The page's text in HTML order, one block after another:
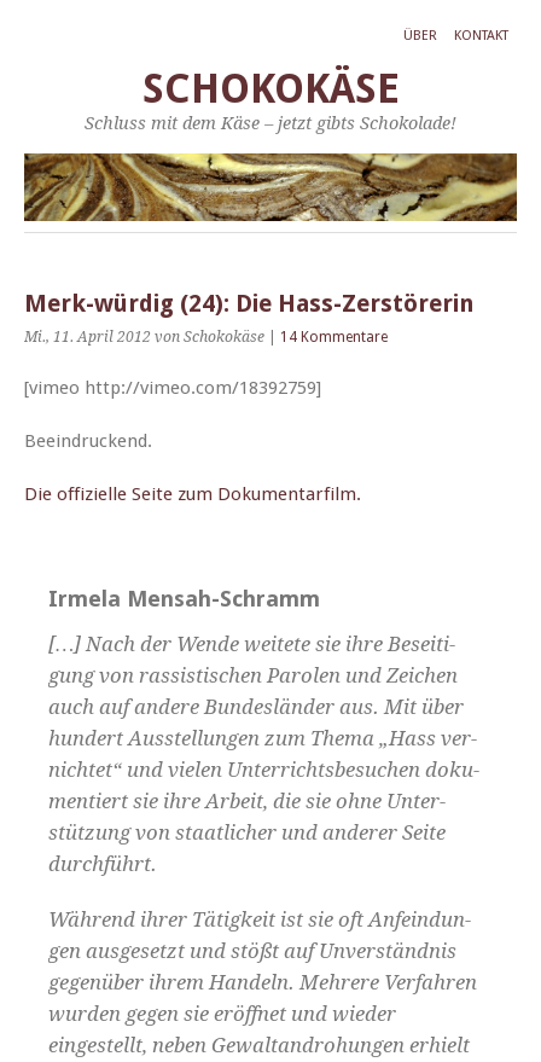
ÜBER KONTAKT
SCHOKOKÄSE
Schluss mit dem Käse – jetzt gibts Schokolade!
Merk-würdig (24): Die Hass-Zerstörerin
Mi., 11. April 2012 von Schokokäse 14 Kommentare
[vimeo http://vimeo.com/18392759]
Beein­druck­end.
Die offizielle Seite zum Dokumentarfilm.
Irmela Mensah-Schramm
[…] Nach der Wende weit­ete sie ihre Besei­t­i­
gung von ras­sis­tis­chen Parolen und Zeichen
auch auf andere Bun­deslän­der aus. Mit über
hun­dert Ausstel­lun­gen zum The­ma „Hass ver­
nichtet“ und vie­len Unter­richts­be­suchen doku­
men­tiert sie ihre Arbeit, die sie ohne Unter­
stützung von staatlich­er und ander­er Seite
durchführt.
Während ihrer Tätigkeit ist sie oft Anfein­dun­
gen aus­ge­set­zt und stößt auf Unver­ständ­nis
gegenüber ihrem Han­deln. Mehrere Ver­fahren
wur­den gegen sie eröffnet und wieder
eingestellt, neben Gewal­tan­dro­hun­gen erhielt